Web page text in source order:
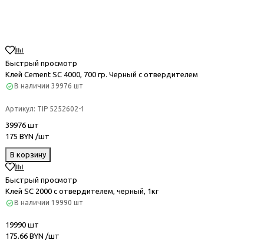
Быстрый просмотр
Клей Cement SC 4000, 700 гр. Черный с отвердителем
В наличии 39976 шт
Артикул: TIP 5252602-1
39976 шт
175 BYN /шт
В корзину
Быстрый просмотр
Клей SC 2000 с отвердителем, черный, 1кг
В наличии 19990 шт
19990 шт
175.66 BYN /шт